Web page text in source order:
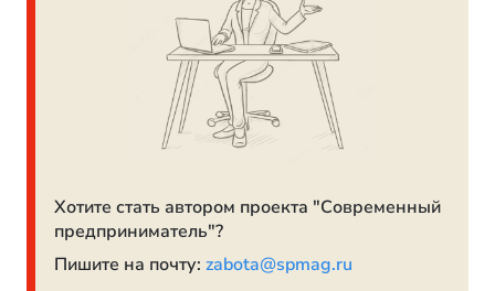
Хотите стать автором проекта "Современный
предприниматель"?
Пишите на почту: zabota@spmag.ru